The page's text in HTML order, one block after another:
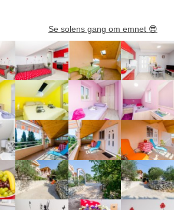
Se solens gang om emnet 😎